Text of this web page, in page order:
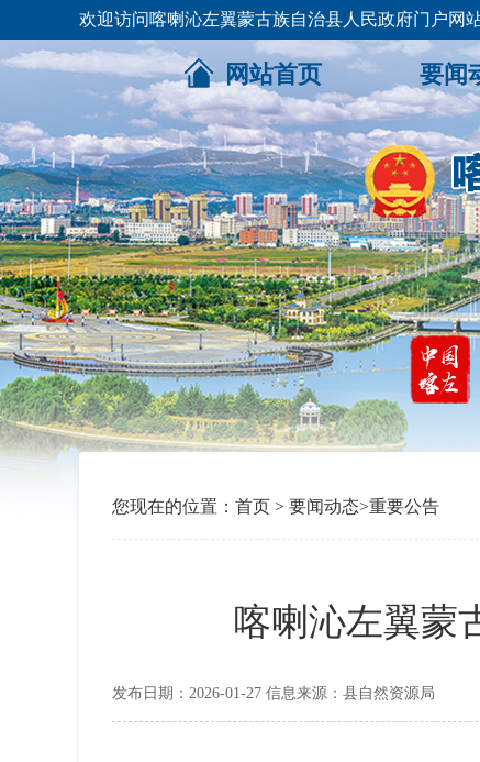
欢迎访问喀喇沁左翼蒙古族自治县人民政府门户网站
网站首页 要闻
您现在的位置： 首页 > 要闻动态>重要公告
喀喇沁左翼蒙
发布日期：2026-01-27 信息来源：县自然资源局